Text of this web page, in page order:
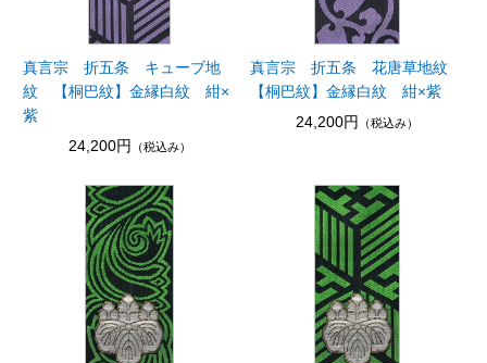
真言宗 折五条 キューブ地
紋 【桐巴紋】金縁白紋 紺×
紫
24,200円
（税込み）
真言宗 折五条 花唐草地紋
【桐巴紋】金縁白紋 紺×紫
24,200円
（税込み）